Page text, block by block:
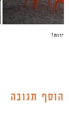
הוסף תגובה